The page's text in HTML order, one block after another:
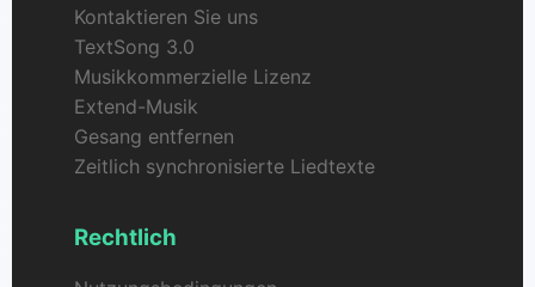
Kontaktieren Sie uns
TextSong 3.0
Musikkommerzielle Lizenz
Extend-Musik
Gesang entfernen
Zeitlich synchronisierte Liedtexte
Rechtlich